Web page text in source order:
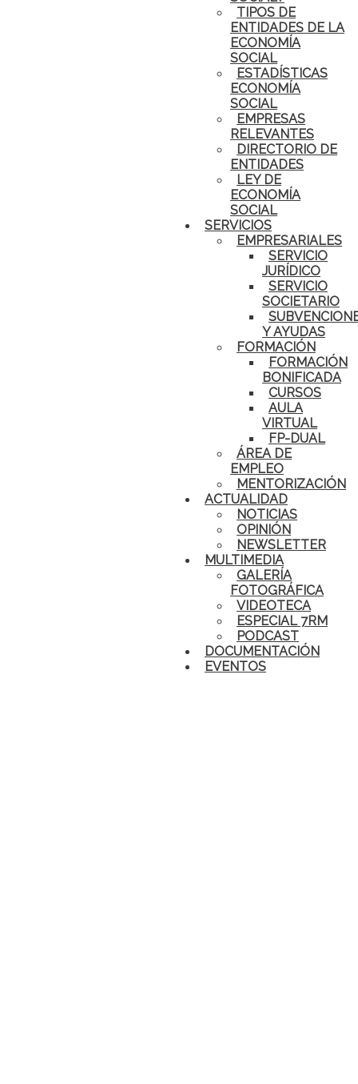
TIPOS DE
ENTIDADES DE LA
ECONOMÍA
SOCIAL
ESTADÍSTICAS
ECONOMÍA
SOCIAL
EMPRESAS
RELEVANTES
DIRECTORIO DE
ENTIDADES
LEY DE
ECONOMÍA
SOCIAL
SERVICIOS
EMPRESARIALES
SERVICIO
JURÍDICO
SERVICIO
SOCIETARIO
Y AYUDAS
FORMACIÓN
FORMACIÓN
BONIFICADA
CURSOS
AULA
VIRTUAL
FP-DUAL
ÁREA DE
EMPLEO
MENTORIZACIÓN
ACTUALIDAD
NOTICIAS
OPINIÓN
NEWSLETTER
MULTIMEDIA
GALERÍA
FOTOGRÁFICA
VIDEOTECA
ESPECIAL 7RM
PODCAST
DOCUMENTACIÓN
EVENTOS